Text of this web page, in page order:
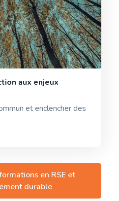
aux enjeux
et enclencher des
en RSE et
durable